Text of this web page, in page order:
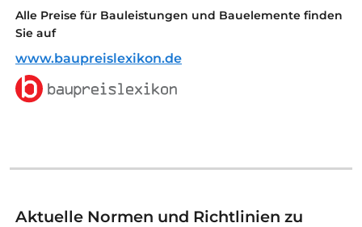
Alle Preise für Bauleistungen und Bauelemente finden
Sie auf
www.baupreislexikon.de
Aktuelle Normen und Richtlinien zu